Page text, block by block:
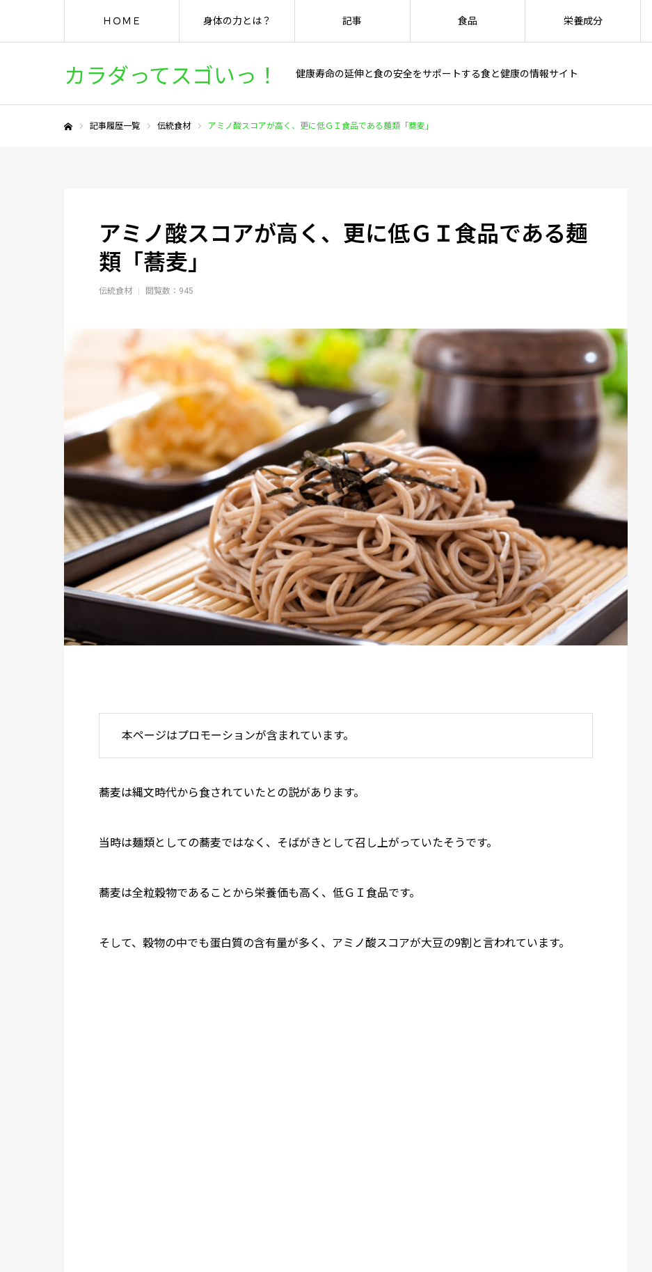
カラダってスゴいっ！ 健康寿命の延伸と食の安全をサポートする食と健康の情報サイト
ＨＯＭＥ 身体の力とは？ 記事 食品 栄養成分
記事履歴一覧 伝統食材 アミノ酸スコアが高く、更に低ＧＩ食品である麺類「蕎麦」
アミノ酸スコアが高く、更に低ＧＩ食品である麺
類「蕎麦」
伝統食材 閲覧数：945
本ページはプロモーションが含まれています。
蕎麦は縄文時代から食されていたとの説があります。
当時は麺類としての蕎麦ではなく、そばがきとして召し上がっていたそうです。
蕎麦は全粒穀物であることから栄養価も高く、低ＧＩ食品です。
そして、穀物の中でも蛋白質の含有量が多く、アミノ酸スコアが大豆の9割と言われています。